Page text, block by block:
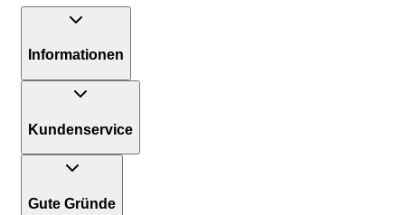
Informationen
Kundenservice
Gute Gründe